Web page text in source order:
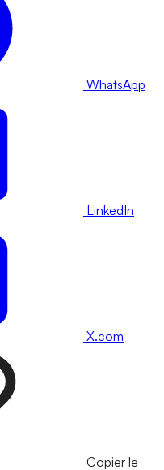
WhatsApp
LinkedIn
X.com
Copier le